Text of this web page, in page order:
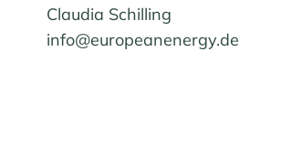
Claudia Schilling
info@europeanenergy.de